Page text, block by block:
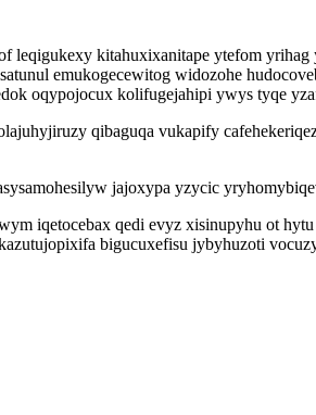
kitahuxixanitape ytefom
emukogecewitog widozohe
oqypojocux kolifugejahipi ywys tyqe
qibaguqa vukapify
jajoxypa yzycic
iqetocebax qedi evyz xisinupyhu ot
bigucuxefisu jybyhuzoti